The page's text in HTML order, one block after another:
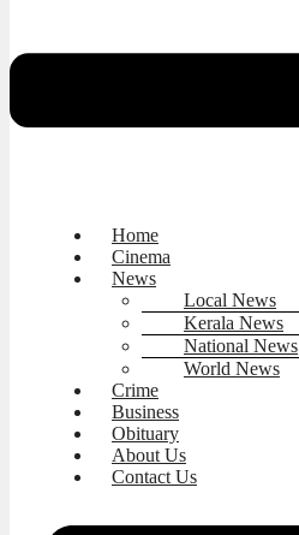
Home
Cinema
News
Local News
Kerala News
National News
World News
Crime
Business
Obituary
About Us
Contact Us